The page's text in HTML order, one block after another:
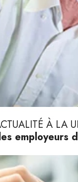
À LA
employeurs